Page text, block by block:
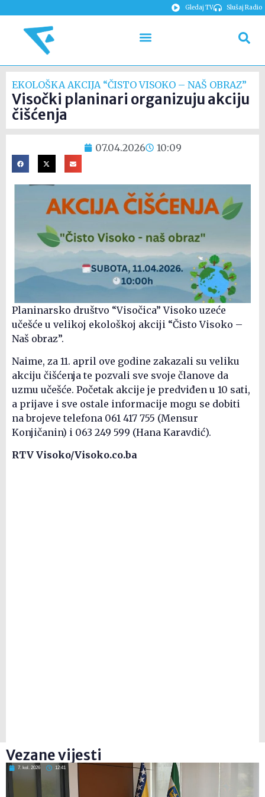
Gledaj TV Slušaj Radio
EKOLOŠKA AKCIJA “ČISTO VISOKO – NAŠ OBRAZ”
Visočki planinari organizuju akciju
čišćenja
07.04.2026 10:09
Planinarsko društvo “Visočica” Visoko uzeće
učešće u velikoj ekološkoj akciji “Čisto Visoko –
Naš obraz”.
Naime, za 11. april ove godine zakazali su veliku
akciju čišćenja te pozvali sve svoje članove da
uzmu učešće. Početak akcije je predviđen u 10 sati,
a prijave i sve ostale informacije mogu se dobiti
na brojeve telefona 061 417 755 (Mensur
Konjičanin) i 063 249 599 (Hana Karavdić).
RTV Visoko/Visoko.co.ba
Vezane vijesti
7. kol. 2026 12:41